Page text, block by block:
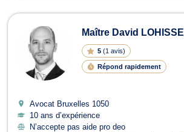
Maître David LOHISSE
5 (1 avis)
Répond rapidement
Avocat Bruxelles 1050
10 ans d’expérience
N’accepte pas aide pro deo